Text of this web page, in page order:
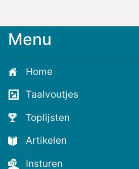
Meld
voor
de
nieuwste
voutjes
en
de
voutste
nieuwtjes!
Menu
Home
Taalvoutjes
Toplijsten
Artikelen
Insturen